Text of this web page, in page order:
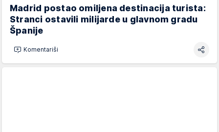
Madrid postao omiljena destinacija turista:
Stranci ostavili milijarde u glavnom gradu
Španije
Komentariši